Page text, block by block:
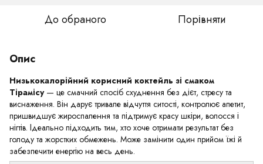
До обраного Порівняти
Опис
Низькокалорійний корисний коктейль зі смаком
Тірамісу— це смачний спосіб схуднення без дієт, стресу та
виснаження. Він дарує тривале відчуття ситості, контролює апетит,
пришвидшує жироспалення та підтримує красу шкіри, волосся і
нігтів. Ідеально підходить тим, хто хоче отримати результат без
голоду та жорстких обмежень. Може замінити один прийом їжі й
забезпечити енергію на весь день.